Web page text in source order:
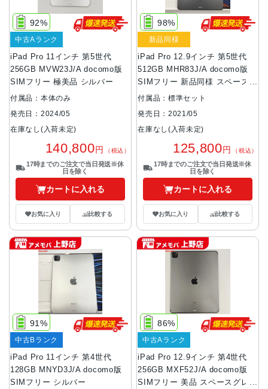
iPad Pro 11インチ 第5世代
256GB MVW23J/A docomo版
SIMフリー 極美品 シルバー
92%
中古Aランク
付属品：本体のみ
発売日：2024/05
在庫なし(入荷未定)
140,800円 （税込）
17時までのご注文で当日発送※休
日を除く
カートに入れる
お気に入り 比較する
iPad Pro 12.9インチ 第5世代
512GB MHR83J/A docomo版
SIMフリー 新品同様 スペースグ
レイ
98%
新品同様
付属品：標準セット
発売日：2021/05
在庫なし(入荷未定)
125,800円 （税込）
17時までのご注文で当日発送※休
日を除く
カートに入れる
お気に入り 比較する
iPad Pro 11インチ 第4世代
128GB MNYD3J/A docomo版
SIMフリー シルバー
91%
中古Bランク
iPad Pro 12.9インチ 第4世代
256GB MXF52J/A docomo版
SIMフリー 美品 スペースグレイ
86%
中古Aランク